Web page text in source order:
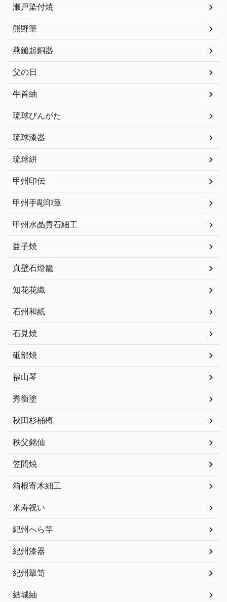
瀬戸染付焼
熊野筆
燕鎚起銅器
父の日
牛首紬
琉球びんがた
琉球漆器
琉球絣
甲州印伝
甲州手彫印章
甲州水晶貴石細工
益子焼
真壁石燈籠
知花花織
石州和紙
石見焼
砥部焼
福山琴
秀衡塗
秋田杉桶樽
秩父銘仙
笠間焼
箱根寄木細工
米寿祝い
紀州へら竿
紀州漆器
紀州簞笥
結城紬